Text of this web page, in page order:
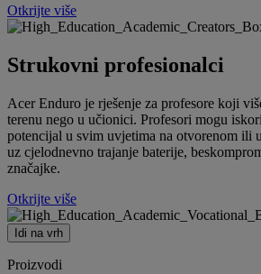
Otkrijte više
Strukovni profesionalci
Acer Enduro je rješenje za profesore koji
terenu nego u učionici. Profesori mogu
potencijal u svim uvjetima na otvorenom ili
uz cjelodnevno trajanje baterije,
značajke.
Otkrijte više
Idi na vrh
Proizvodi